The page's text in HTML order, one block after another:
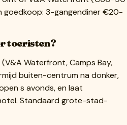
goedkoop: 3-gangendiner €20-
toeristen?
Waterfront, Camps Bay,
buiten-centrum na donker,
s avonds, en laat
Standaard grote-stad-